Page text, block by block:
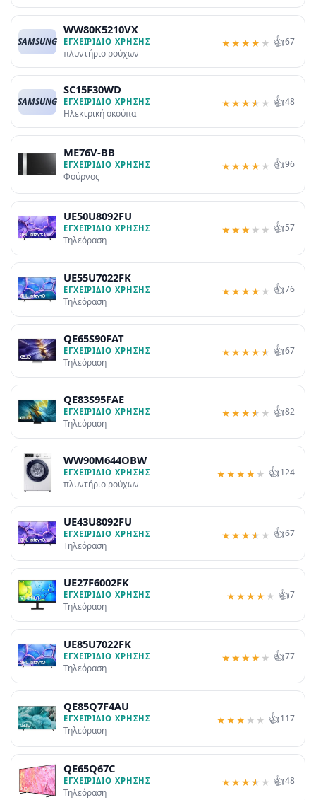
SAMSUNG
WW80K5210VX
ΕΓΧΕΙΡΊΔΙΟ ΧΡΉΣΗΣ
πλυντήριο ρούχων
★★★★ ★ 👍67
SAMSUNG
SC15F30WD
ΕΓΧΕΙΡΊΔΙΟ ΧΡΉΣΗΣ
Ηλεκτρική σκούπα
★★★★ ★ 👍48
ME76V-BB
ΕΓΧΕΙΡΊΔΙΟ ΧΡΉΣΗΣ
Φούρνος
★★★★ ★ 👍96
UE50U8092FU
ΕΓΧΕΙΡΊΔΙΟ ΧΡΉΣΗΣ
Τηλεόραση
★★★ ★ ★ 👍57
UE55U7022FK
ΕΓΧΕΙΡΊΔΙΟ ΧΡΉΣΗΣ
Τηλεόραση
★★★★ ★ 👍76
QE65S90FAT
ΕΓΧΕΙΡΊΔΙΟ ΧΡΉΣΗΣ
Τηλεόραση
★★★★★ 👍67
QE83S95FAE
ΕΓΧΕΙΡΊΔΙΟ ΧΡΉΣΗΣ
Τηλεόραση
★★★★ ★ 👍82
WW90M644OBW
ΕΓΧΕΙΡΊΔΙΟ ΧΡΉΣΗΣ
πλυντήριο ρούχων
★★★★ ★ 👍124
UE43U8092FU
ΕΓΧΕΙΡΊΔΙΟ ΧΡΉΣΗΣ
Τηλεόραση
★★★★ ★ 👍67
UE27F6002FK
ΕΓΧΕΙΡΊΔΙΟ ΧΡΉΣΗΣ
Τηλεόραση
★★★★ ★ 👍7
UE85U7022FK
ΕΓΧΕΙΡΊΔΙΟ ΧΡΉΣΗΣ
Τηλεόραση
★★★★ ★ 👍77
QE85Q7F4AU
ΕΓΧΕΙΡΊΔΙΟ ΧΡΉΣΗΣ
Τηλεόραση
★★★ ★ ★ 👍117
QE65Q67C
ΕΓΧΕΙΡΊΔΙΟ ΧΡΉΣΗΣ
Τηλεόραση
★★★★ ★ 👍48